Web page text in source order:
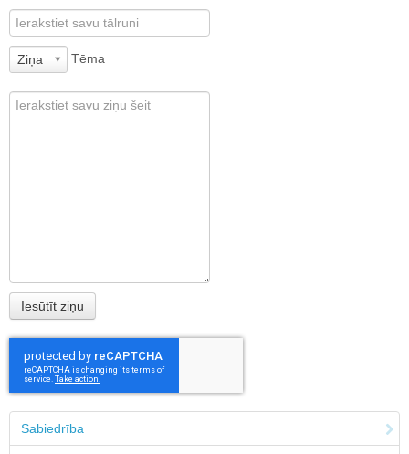
Ziņa Tēma
Sabiedrība